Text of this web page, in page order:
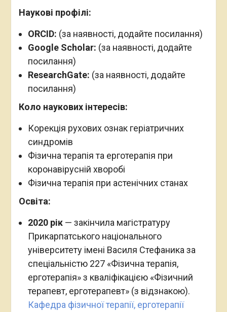
Наукові профілі:
ORCID: (за наявності, додайте посилання)
Google Scholar: (за наявності, додайте
посилання)
ResearchGate: (за наявності, додайте
посилання)
Коло наукових інтересів:
Корекція рухових ознак геріатричних
синдромів
Фізична терапія та ерготерапія при
коронавірусній хворобі
Фізична терапія при астенічних станах
Освіта:
2020 рік— закінчила магістратуру
Прикарпатського національного
університету імені Василя Стефаника за
спеціальністю 227 «Фізична терапія,
ерготерапія» з кваліфікацією «Фізичний
терапевт, ерготерапевт» (з відзнакою).
Кафедра фізичної терапії, ерготерапії